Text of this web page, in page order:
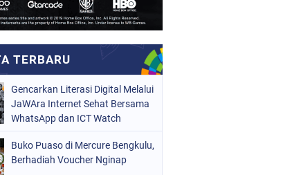
Gencarkan Literasi Digital Melalui
JaWAra Internet Sehat Bersama
WhatsApp dan ICT Watch
Buko Puaso di Mercure Bengkulu,
Berhadiah Voucher Nginap